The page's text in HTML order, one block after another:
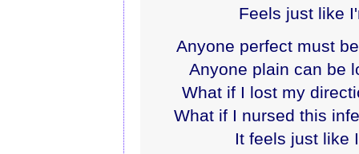
Feels just like
Anyone perfect must
Anyone plain can be
What if I lost my
What if I nursed this
It feels just like